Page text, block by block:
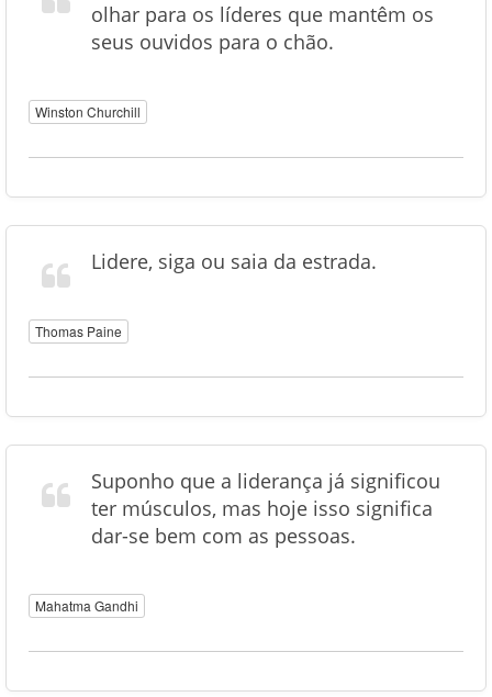
olhar para os líderes que mantêm os
seus ouvidos para o chão.
Winston Churchill
Lidere, siga ou saia da estrada.
Thomas Paine
Suponho que a liderança já significou
ter músculos, mas hoje isso significa
dar-se bem com as pessoas.
Mahatma Gandhi